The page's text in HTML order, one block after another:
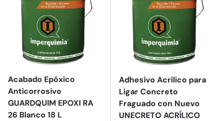
Acabado Epóxico
Anticorrosivo
GUARDQUIM EPOXI RA
26 Blanco 18 L
Adhesivo Acrílico para
Ligar Concreto
Fraguado con Nuevo
UNECRETO ACRÍLICO